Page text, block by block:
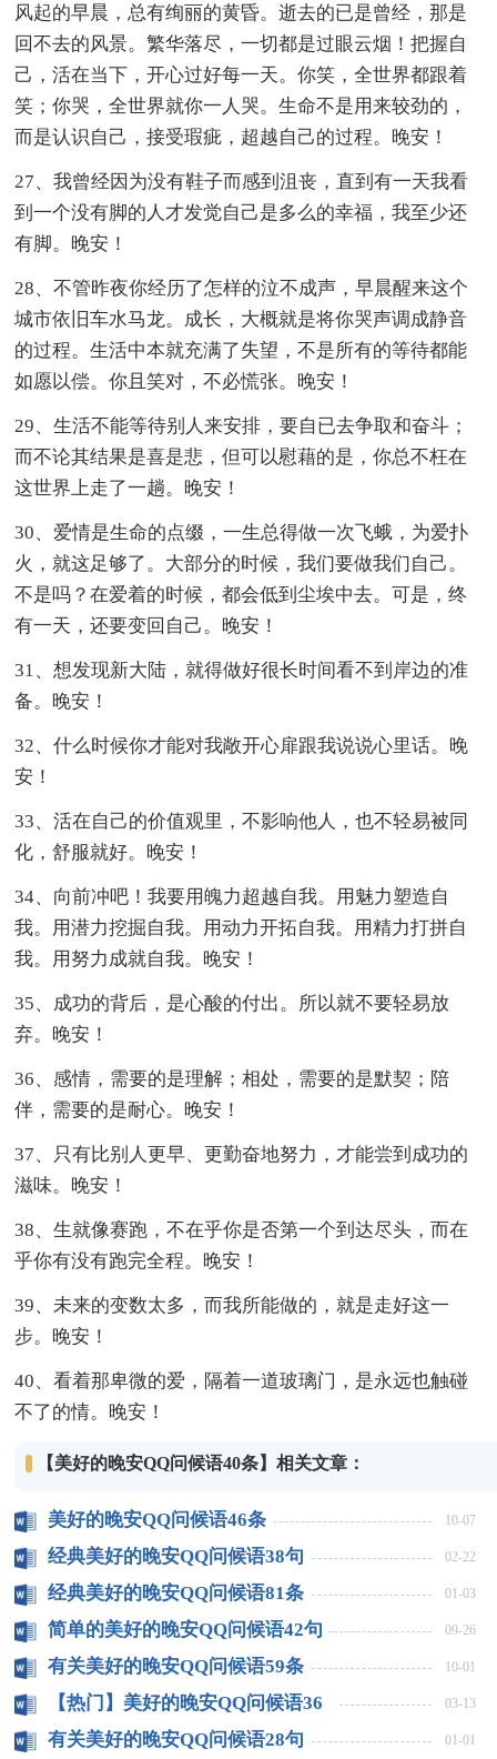
风起的早晨，总有绚丽的黄昏。逝去的已是曾经，那是
回不去的风景。繁华落尽，一切都是过眼云烟！把握自
己，活在当下，开心过好每一天。你笑，全世界都跟着
笑；你哭，全世界就你一人哭。生命不是用来较劲的，
而是认识自己，接受瑕疵，超越自己的过程。晚安！
27、我曾经因为没有鞋子而感到沮丧，直到有一天我看
到一个没有脚的人才发觉自己是多么的幸福，我至少还
有脚。晚安！
28、不管昨夜你经历了怎样的泣不成声，早晨醒来这个
城市依旧车水马龙。成长，大概就是将你哭声调成静音
的过程。生活中本就充满了失望，不是所有的等待都能
如愿以偿。你且笑对，不必慌张。晚安！
29、生活不能等待别人来安排，要自已去争取和奋斗；
而不论其结果是喜是悲，但可以慰藉的是，你总不枉在
这世界上走了一趟。晚安！
30、爱情是生命的点缀，一生总得做一次飞蛾，为爱扑
火，就这足够了。大部分的时候，我们要做我们自己。
不是吗？在爱着的时候，都会低到尘埃中去。可是，终
有一天，还要变回自己。晚安！
31、想发现新大陆，就得做好很长时间看不到岸边的准
备。晚安！
32、什么时候你才能对我敞开心扉跟我说说心里话。晚
安！
33、活在自己的价值观里，不影响他人，也不轻易被同
化，舒服就好。晚安！
34、向前冲吧！我要用魄力超越自我。用魅力塑造自
我。用潜力挖掘自我。用动力开拓自我。用精力打拼自
我。用努力成就自我。晚安！
35、成功的背后，是心酸的付出。所以就不要轻易放
弃。晚安！
36、感情，需要的是理解；相处，需要的是默契；陪
伴，需要的是耐心。晚安！
37、只有比别人更早、更勤奋地努力，才能尝到成功的
滋味。晚安！
38、生就像赛跑，不在乎你是否第一个到达尽头，而在
乎你有没有跑完全程。晚安！
39、未来的变数太多，而我所能做的，就是走好这一
步。晚安！
40、看着那卑微的爱，隔着一道玻璃门，是永远也触碰
不了的情。晚安！
【美好的晚安QQ问候语40条】相关文章：
美好的晚安QQ问候语46条 10-07
经典美好的晚安QQ问候语38句 02-22
经典美好的晚安QQ问候语81条 01-03
简单的美好的晚安QQ问候语42句 09-26
有关美好的晚安QQ问候语59条 10-01
【热门】美好的晚安QQ问候语36
条
03-13
有关美好的晚安QQ问候语28句 01-01